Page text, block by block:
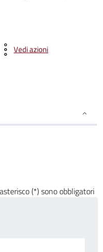
Vedi azioni
(*) sono obbligatori